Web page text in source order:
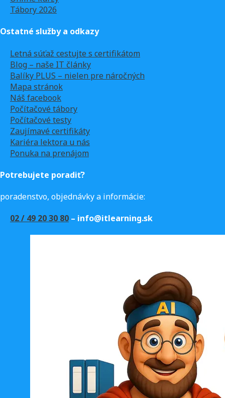
Tábory 2026
Ostatné služby a odkazy
Letná súťaž cestujte s certifikátom
Blog – naše IT články
Balíky PLUS – nielen pre náročných
Mapa stránok
Náš facebook
Počítačové tábory
Počítačové testy
Zaujímavé certifikáty
Kariéra lektora u nás
Ponuka na prenájom
Potrebujete poradiť?
poradenstvo, objednávky a informácie:
02 / 49 20 30 80 – info@itlearning.sk